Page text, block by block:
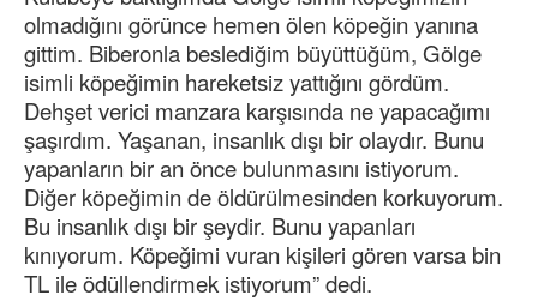
olmadığını görünce hemen ölen köpeğin yanına
gittim. Biberonla beslediğim büyüttüğüm, Gölge
isimli köpeğimin hareketsiz yattığını gördüm.
Dehşet verici manzara karşısında ne yapacağımı
şaşırdım. Yaşanan, insanlık dışı bir olaydır. Bunu
yapanların bir an önce bulunmasını istiyorum.
Diğer köpeğimin de öldürülmesinden korkuyorum.
Bu insanlık dışı bir şeydir. Bunu yapanları
kınıyorum. Köpeğimi vuran kişileri gören varsa bin
TL ile ödüllendirmek istiyorum” dedi.